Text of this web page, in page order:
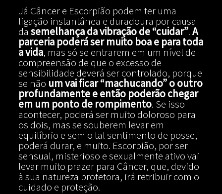
Já Câncer e Escorpião podem ter uma
ligação instantânea e duradoura por causa
da semelhança da vibração de “cuidar”.A
parceria poderá ser muito boa e para toda
a vida, mas só se entrarem em um nível de
compreensão de que o excesso de
sensibilidade deverá ser controlado, porque
se não um vai ficar “machucando” o outro
profundamente e então poderão chegar
em um ponto de rompimento. Se isso
acontecer, poderá ser muito doloroso para
os dois, mas se souberem levar em
equilíbrio e sem o tal sentimento de posse,
poderá durar, e muito. Escorpião, por ser
sensual, misterioso e sexualmente ativo vai
levar muito prazer para Câncer, que, devido
à sua natureza protetora, irá retribuir com o
cuidado e proteção.